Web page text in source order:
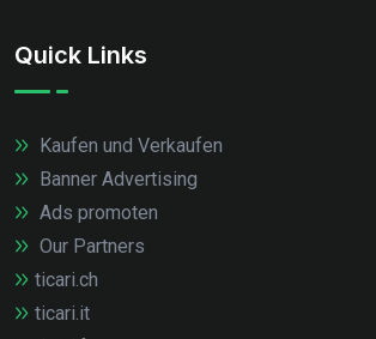
Quick Links
Kaufen und Verkaufen
Banner Advertising
Ads promoten
Our Partners
ticari.ch
ticari.it